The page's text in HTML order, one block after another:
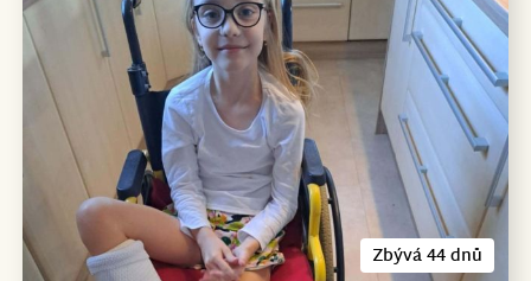
Zbývá 44 dnů